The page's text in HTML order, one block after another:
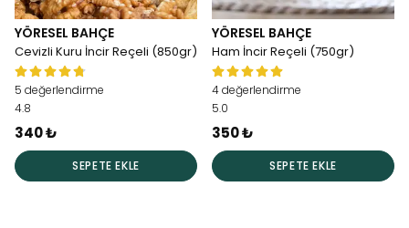
YÖRESEL BAHÇE
Cevizli Kuru İncir Reçeli (850gr)
5 değerlendirme
4.8
340 ₺
SEPETE EKLE
YÖRESEL BAHÇE
Ham İncir Reçeli (750gr)
4 değerlendirme
5.0
350 ₺
SEPETE EKLE